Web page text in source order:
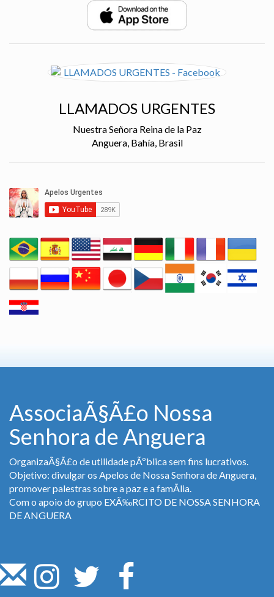
LLAMADOS URGENTES
Nuestra Señora Reina de la Paz
Anguera, Bahía, Brasil
AssociaÃ§Ã£o Nossa
Senhora de Anguera
OrganizaÃ§Ã£o de utilidade pÃºblica sem fins lucrativos.
Objetivo: divulgar os Apelos de Nossa Senhora de Anguera,
promover palestras sobre a paz e a famÃ­lia.
Com o apoio do grupo EXÃ‰RCITO DE NOSSA SENHORA
DE ANGUERA